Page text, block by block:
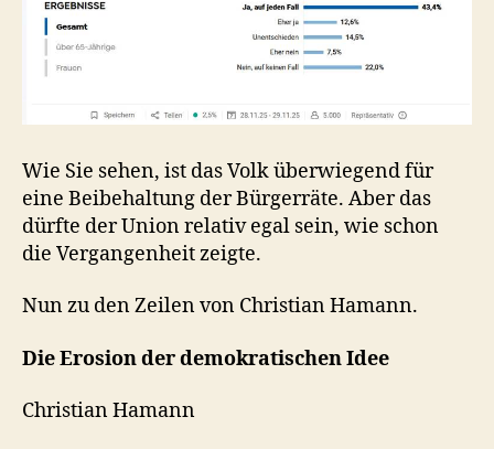
Wie Sie sehen, ist das Volk überwiegend für
eine Beibehaltung der Bürgerräte. Aber das
dürfte der Union relativ egal sein, wie schon
die Vergangenheit zeigte.
Nun zu den Zeilen von Christian Hamann.
Die Erosion der demokratischen Idee
Christian Hamann